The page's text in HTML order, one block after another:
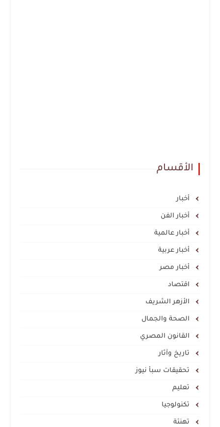
الأقسام
أخبار
أخبار الفن
أخبار عالمية
أخبار عربية
أخبار مصر
اقتصاد
الأزهر الشريف
الصحة والجمال
القانون المصري
تاريخ وآثار
تحقيقات سبأ نيوز
تعليم
تكنولوجيا
تهنئة